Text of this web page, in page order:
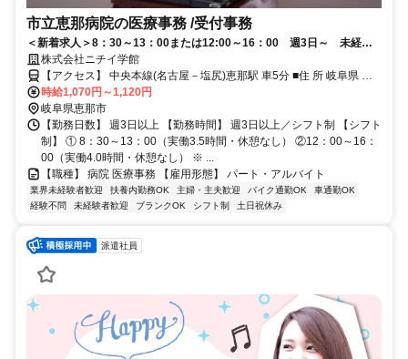
市立恵那病院の医療事務 /受付事務
＜新着求人＞8：30～13：00または12:00～16：00 週3日～ 未経験
OK 先輩社員が丁寧にサポートしますので安心して勤務可能です！ 土
日祝休
株式会社ニチイ学館
【アクセス】 中央本線(名古屋－塩尻)恵那駅 車5分 ■住 所 岐阜県 恵
那市 大井町2725番地 ■アクセス 中央本線(名古屋－塩尻)恵那駅 車5分
時給1,070円～1,120円
岐阜県恵那市
【勤務日数】 週3日以上 【勤務時間】 週3日以上／シフト制 【シフト
制】 ① 8：30～13：00（実働3.5時間・休憩なし） ②12：00～16：
00（実働4.0時間・休憩なし） ※ ...
【職種】 病院 医療事務 【雇用形態】 パート・アルバイト
業界未経験者歓迎 扶養内勤務OK 主婦・主夫歓迎 バイク通勤OK
車通勤OK
経験不問
未経験者歓迎 ブランクOK シフト制 土日祝休み
派遣社員